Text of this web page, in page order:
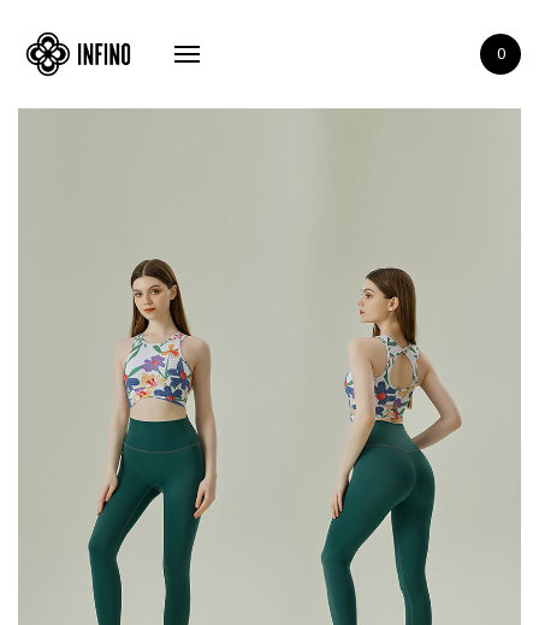
0
Giới thiệu